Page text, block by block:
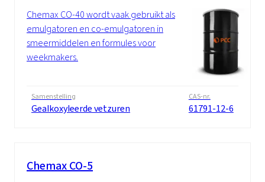
Chemax CO-40 wordt vaak gebruikt als
emulgatoren en co-emulgatoren in
smeermiddelen en formules voor
weekmakers.
Samenstelling
Gealkoxyleerde vetzuren
CAS-nr.
61791-12-6
Chemax CO-5